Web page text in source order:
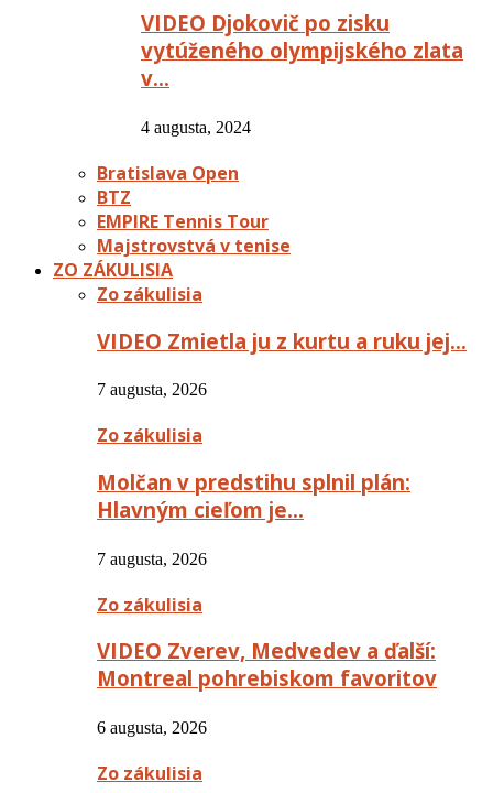
VIDEO Djokovič po zisku
vytúženého olympijského zlata
v…
4 augusta, 2024
Bratislava Open
BTZ
EMPIRE Tennis Tour
Majstrovstvá v tenise
ZO ZÁKULISIA
Zo zákulisia
VIDEO Zmietla ju z kurtu a ruku jej…
7 augusta, 2026
Zo zákulisia
Molčan v predstihu splnil plán:
Hlavným cieľom je…
7 augusta, 2026
Zo zákulisia
VIDEO Zverev, Medvedev a ďalší:
Montreal pohrebiskom favoritov
6 augusta, 2026
Zo zákulisia